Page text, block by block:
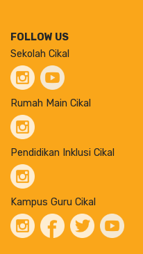
FOLLOW US
Sekolah Cikal
Rumah Main Cikal
Pendidikan Inklusi Cikal
Kampus Guru Cikal